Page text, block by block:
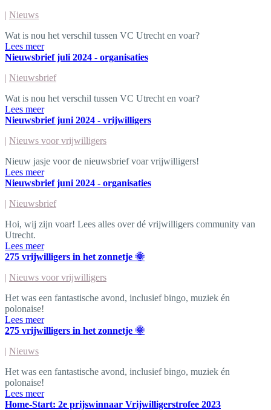
| Nieuws
Wat is nou het verschil tussen VC Utrecht en voar?
Lees meer
Nieuwsbrief juli 2024 - organisaties
| Nieuwsbrief
Wat is nou het verschil tussen VC Utrecht en voar?
Lees meer
Nieuwsbrief juni 2024 - vrijwilligers
| Nieuws voor vrijwilligers
Nieuw jasje voor de nieuwsbrief voar vrijwilligers!
Lees meer
Nieuwsbrief juni 2024 - organisaties
| Nieuwsbrief
Hoi, wij zijn voar! Lees alles over dé vrijwilligers community van
Utrecht.
Lees meer
275 vrijwilligers in het zonnetje 🌞
| Nieuws voor vrijwilligers
Het was een fantastische avond, inclusief bingo, muziek én
polonaise!
Lees meer
275 vrijwilligers in het zonnetje 🌞
| Nieuws
Het was een fantastische avond, inclusief bingo, muziek én
polonaise!
Lees meer
Home-Start: 2e prijswinnaar Vrijwilligerstrofee 2023